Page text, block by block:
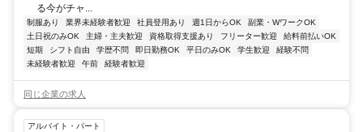
る今がチャ...
制服あり 業界未経験者歓迎 社員登用あり 週1日からOK
副業・WワークOK
土日祝のみOK
主婦・主夫歓迎 資格取得支援あり フリーター歓迎
給料前払いOK
短期
シフト自由 学歴不問 即日勤務OK 平日のみOK 学生歓迎
経験不問
未経験者歓迎
午前 経験者歓迎
同じ企業の求人
アルバイト・パート